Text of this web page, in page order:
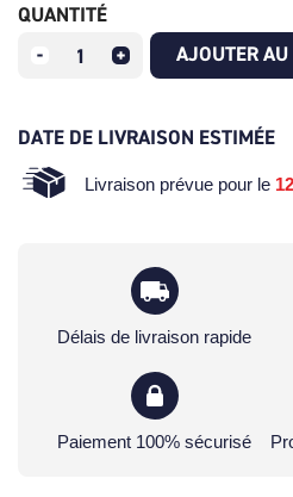
QUANTITÉ
AJOUTER
DATE DE LIVRAISON ESTIMÉE
Livraison prévue pour le
Délais de livraison rapide
Paiement 100% sécurisé